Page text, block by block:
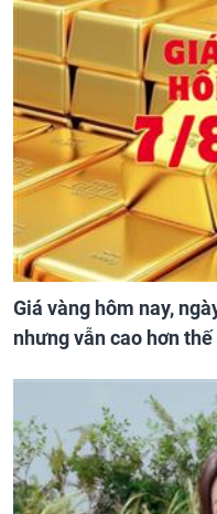
Giá vàng hôm nay,
nhưng vẫn cao hơn